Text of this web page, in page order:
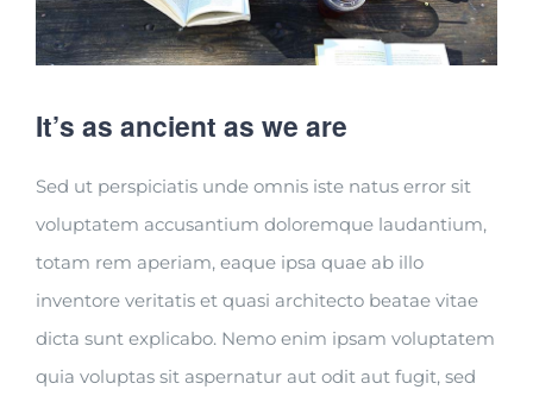
It’s as ancient as we are
Sed ut perspiciatis unde omnis iste natus error sit
voluptatem accusantium doloremque laudantium,
totam rem aperiam, eaque ipsa quae ab illo
inventore veritatis et quasi architecto beatae vitae
dicta sunt explicabo. Nemo enim ipsam voluptatem
quia voluptas sit aspernatur aut odit aut fugit, sed